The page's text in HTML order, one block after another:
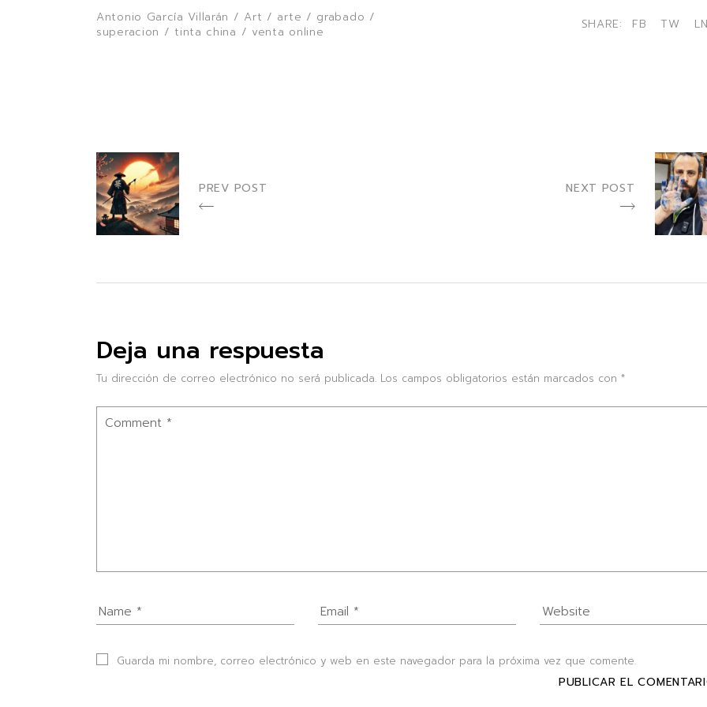
Antonio García Villarán / Art / arte / grabado /
superacion / tinta china / venta online SHARE: FB TW
PREV POST NEXT POST
Deja una respuesta
Tu dirección de correo electrónico no será publicada. Los campos obligatorios están marcados con *
Guarda mi nombre, correo electrónico y web en este navegador para la próxima vez que comente.
PUBLICAR EL